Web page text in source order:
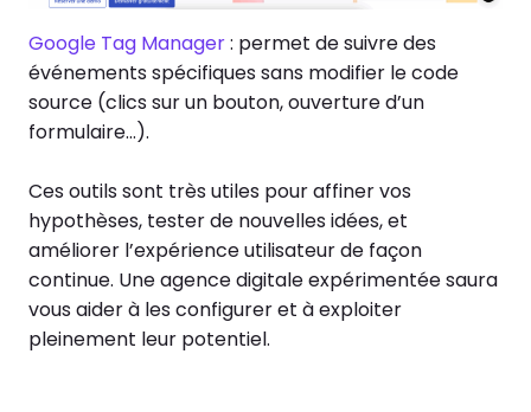
Google Tag Manager: permet de suivre des
événements spécifiques sans modifier le code
source (clics sur un bouton, ouverture d’un
formulaire…).
Ces outils sont très utiles pour affiner vos
hypothèses, tester de nouvelles idées, et
améliorer l’expérience utilisateur de façon
continue. Une agence digitale expérimentée saura
vous aider à les configurer et à exploiter
pleinement leur potentiel.